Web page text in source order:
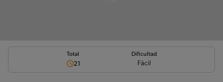
Total
21
Dificultad
Fácil